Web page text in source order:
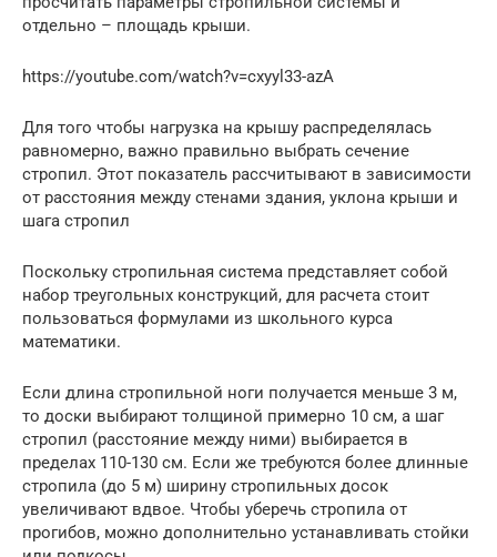
отдельно – площадь крыши.
https://youtube.com/watch?v=cxyyl33-azA
Для того чтобы нагрузка на крышу распределялась
равномерно, важно правильно выбрать сечение
стропил. Этот показатель рассчитывают в зависимости
от расстояния между стенами здания, уклона крыши и
шага стропил
Поскольку стропильная система представляет собой
набор треугольных конструкций, для расчета стоит
пользоваться формулами из школьного курса
математики.
Если длина стропильной ноги получается меньше 3 м,
то доски выбирают толщиной примерно 10 см, а шаг
стропил (расстояние между ними) выбирается в
пределах 110-130 см. Если же требуются более длинные
стропила (до 5 м) ширину стропильных досок
увеличивают вдвое. Чтобы уберечь стропила от
прогибов, можно дополнительно устанавливать стойки